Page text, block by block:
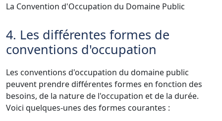
La Convention d'Occupation du Domaine Public
4. Les différentes formes de
conventions d'occupation
Les conventions d'occupation du domaine public
peuvent prendre différentes formes en fonction des
besoins, de la nature de l'occupation et de la durée.
Voici quelques-unes des formes courantes :